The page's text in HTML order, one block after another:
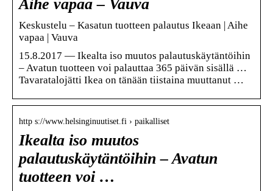
Aihe vapaa – Vauva
Keskustelu – Kasatun tuotteen palautus Ikeaan | Aihe
vapaa | Vauva
15.8.2017 — Ikealta iso muutos palautuskäytäntöihin
– Avatun tuotteen voi palauttaa 365 päivän sisällä …
Tavaratalojätti Ikea on tänään tiistaina muuttanut …
http s://www.helsinginuutiset.fi › paikalliset
Ikealta iso muutos
palautuskäytäntöihin – Avatun
tuotteen voi …